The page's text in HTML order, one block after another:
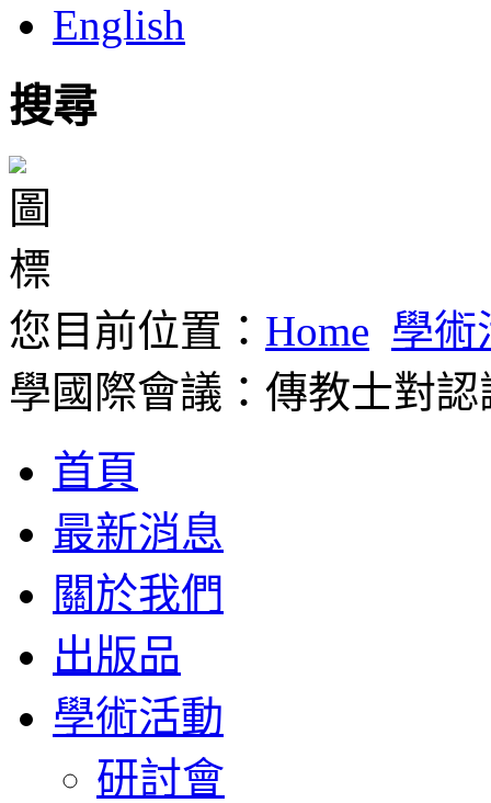
English
搜尋
您目前位置： Home 學術
學國際會議：傳教士對
首頁
最新消息
關於我們
出版品
學術活動
研討會